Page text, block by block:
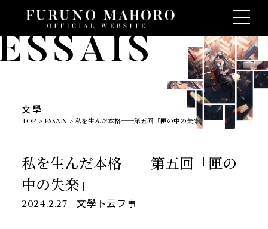
文學
TOP ESSAIS 私を生んだ本格──第五回「匣の中の失楽」
私を生んだ本格──第五回「匣の
中の失楽」
2024.2.27 文學ト云フ事